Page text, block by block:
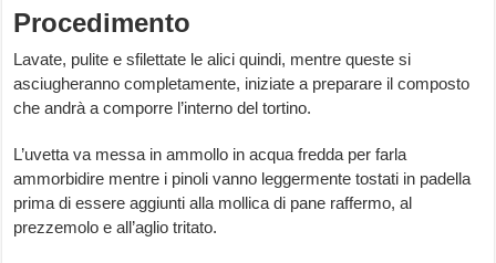
Procedimento
Lavate, pulite e sfilettate le alici quindi, mentre queste si
asciugheranno completamente, iniziate a preparare il composto
che andrà a comporre l’interno del tortino.
L’uvetta va messa in ammollo in acqua fredda per farla
ammorbidire mentre i pinoli vanno leggermente tostati in padella
prima di essere aggiunti alla mollica di pane raffermo, al
prezzemolo e all’aglio tritato.